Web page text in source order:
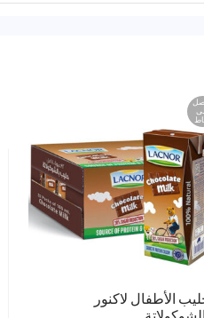
الأطفال لاكنور